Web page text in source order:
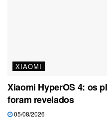
XIAOMI
Xiaomi HyperOS 4: os
foram revelados
05/08/2026